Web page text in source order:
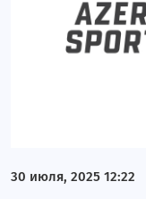
30 июля, 2025 12:22